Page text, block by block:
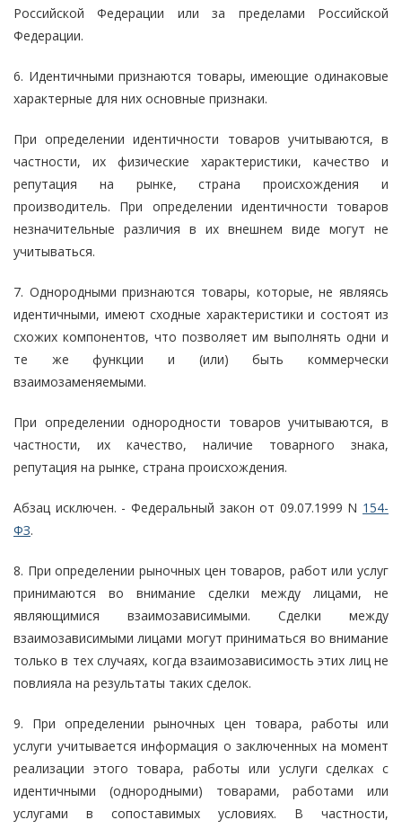
Российской Федерации или за пределами Российской
Федерации.
6. Идентичными признаются товары, имеющие одинаковые
характерные для них основные признаки.
При определении идентичности товаров учитываются, в
частности, их физические характеристики, качество и
репутация на рынке, страна происхождения и
производитель. При определении идентичности товаров
незначительные различия в их внешнем виде могут не
учитываться.
7. Однородными признаются товары, которые, не являясь
идентичными, имеют сходные характеристики и состоят из
схожих компонентов, что позволяет им выполнять одни и
те же функции и (или) быть коммерчески
взаимозаменяемыми.
При определении однородности товаров учитываются, в
частности, их качество, наличие товарного знака,
репутация на рынке, страна происхождения.
Абзац исключен. - Федеральный закон от 09.07.1999 N 154-
ФЗ.
8. При определении рыночных цен товаров, работ или услуг
принимаются во внимание сделки между лицами, не
являющимися взаимозависимыми. Сделки между
взаимозависимыми лицами могут приниматься во внимание
только в тех случаях, когда взаимозависимость этих лиц не
повлияла на результаты таких сделок.
9. При определении рыночных цен товара, работы или
услуги учитывается информация о заключенных на момент
реализации этого товара, работы или услуги сделках с
идентичными (однородными) товарами, работами или
услугами в сопоставимых условиях. В частности,